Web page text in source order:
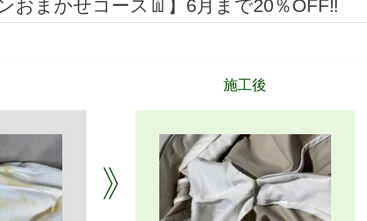
おまかせコース👖】6月まで20％OFF‼️
施工後